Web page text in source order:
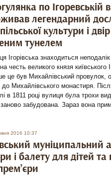
по Ігоревській
легендарний
культури і
тунелем
Ігорівська знаходиться
честь великого князя
це був Михайлівський провулок,
Михайлівського монастиря.
в 1811 році вулиця була трохи
забудована. Зараз вона
2016 10:37
муніципальний
і балету для дітей